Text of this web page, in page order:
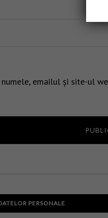
numele, emailul și site-ul
PERSONALE